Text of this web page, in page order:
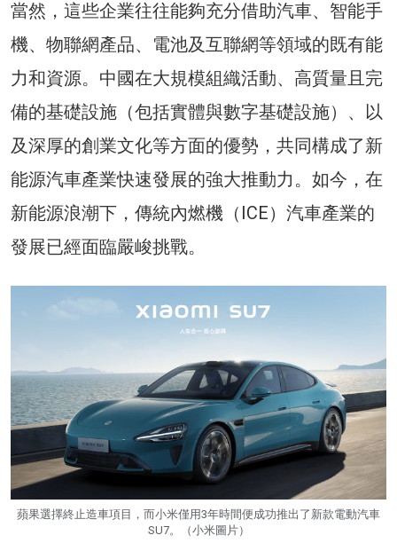
當然，這些企業往往能夠充分借助汽車、智能手
機、物聯網產品、電池及互聯網等領域的既有能
力和資源。中國在大規模組織活動、高質量且完
備的基礎設施（包括實體與數字基礎設施）、以
及深厚的創業文化等方面的優勢，共同構成了新
能源汽車產業快速發展的強大推動力。如今，在
新能源浪潮下，傳統內燃機（ICE）汽車產業的
發展已經面臨嚴峻挑戰。
蘋果選擇終止造車項目，而小米僅用3年時間便成功推出了新款電動汽車
SU7。（小米圖片）